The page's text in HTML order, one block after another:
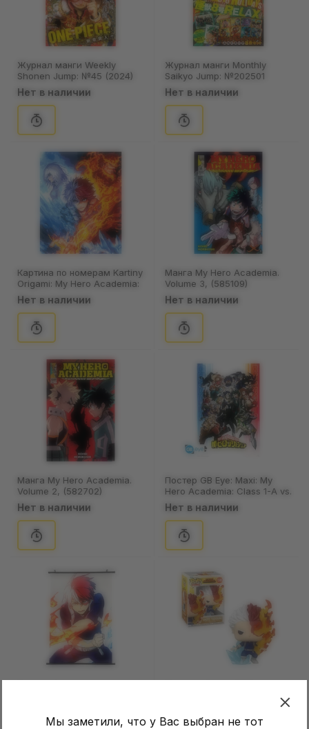
Мы заметили, что у Вас выбран не тот
Журнал манги Weekly
Shonen Jump: №45 (2024)
(Japanese Edition), (331043)
Нет в наличии
Журнал манги Monthly
Saikyo Jump: №202501
(January 2025) (Japanese
Edition), (110156)
Нет в наличии
Картина по номерам Kartiny
Origami: My Hero Academia:
Shoto Todoroki, Enji
Todoroki, Rei Todoroki,
(8426)
Нет в наличии
Манга My Hero Academia.
Volume 3, (585109)
Нет в наличии
Манга My Hero Academia.
Volume 2, (582702)
Нет в наличии
Постер GB Eye: Maxi: My
Hero Academia: Class 1-A vs.
1-B, (103196)
Нет в наличии
Нет в наличии
Academia: Shoto Todoroki,
(67329)
Нет в наличии